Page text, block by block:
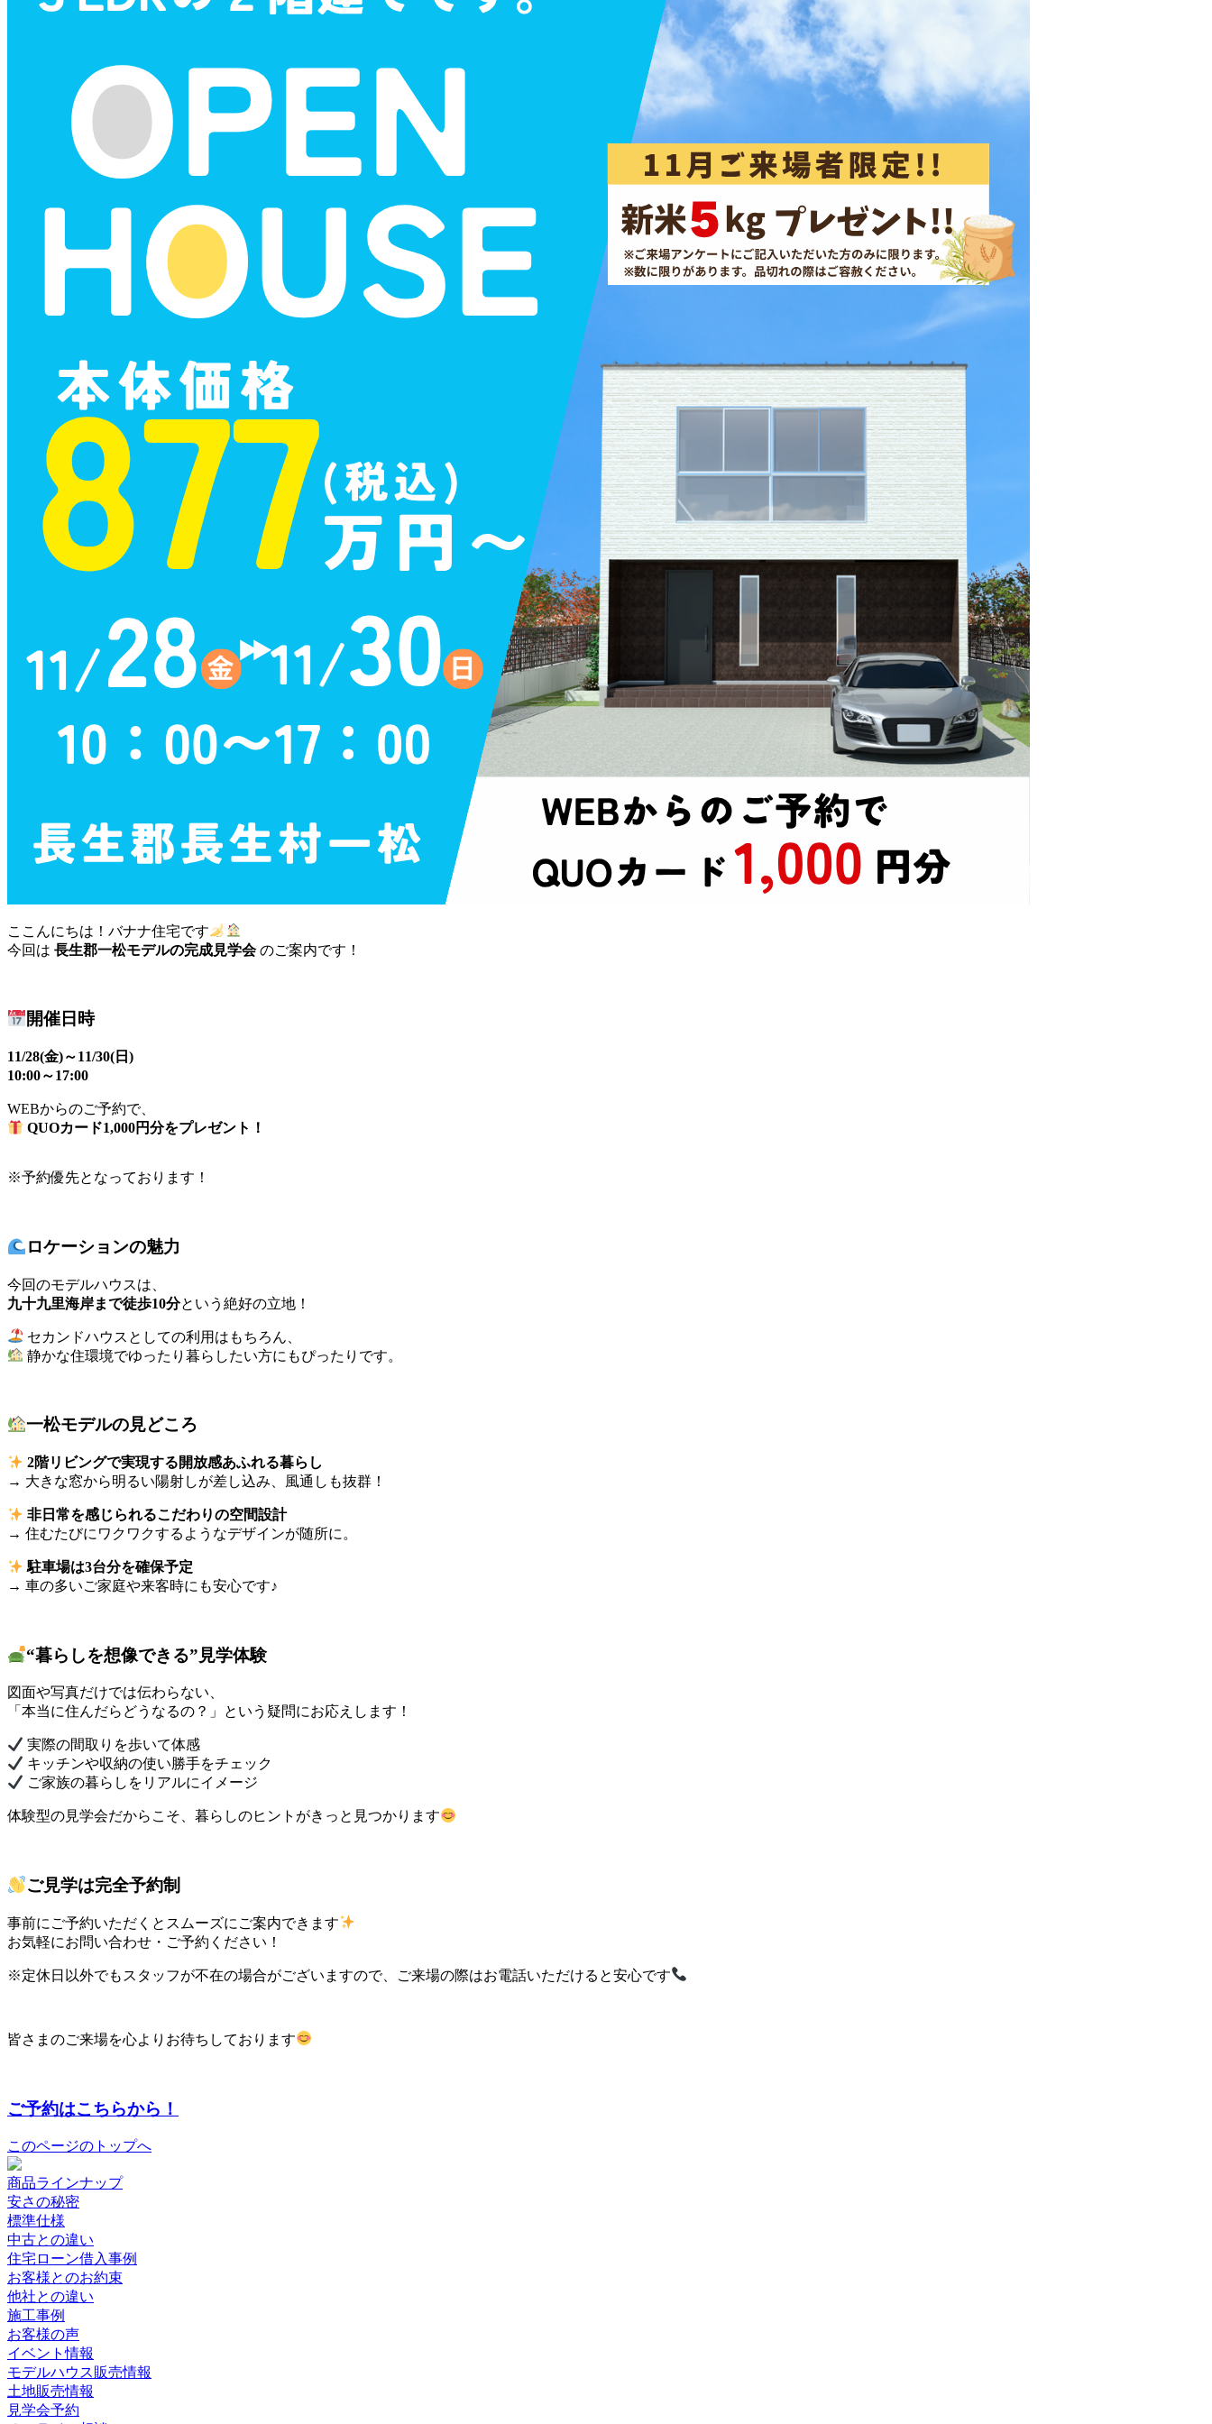
ここんにちは！バナナ住宅です
今回は 長生郡一松モデルの完成見学会のご案内です！
開催日時
11/28(金)～11/30(日)
10:00～17:00
WEBからのご予約で、
QUOカード1,000円分をプレゼント！
※予約優先となっております！
ロケーションの魅力
今回のモデルハウスは、
九十九里海岸まで徒歩10分という絶好の立地！
セカンドハウスとしての利用はもちろん、
静かな住環境でゆったり暮らしたい方にもぴったりです。
一松モデルの見どころ
2階リビングで実現する開放感あふれる暮らし
→ 大きな窓から明るい陽射しが差し込み、風通しも抜群！
非日常を感じられるこだわりの空間設計
→ 住むたびにワクワクするようなデザインが随所に。
駐車場は3台分を確保予定
→ 車の多いご家庭や来客時にも安心です♪
“暮らしを想像できる”見学体験
図面や写真だけでは伝わらない、
「本当に住んだらどうなるの？」という疑問にお応えします！
実際の間取りを歩いて体感
キッチンや収納の使い勝手をチェック
ご家族の暮らしをリアルにイメージ
体験型の見学会だからこそ、暮らしのヒントがきっと見つかります
ご見学は完全予約制
事前にご予約いただくとスムーズにご案内できます
お気軽にお問い合わせ・ご予約ください！
※定休日以外でもスタッフが不在の場合がございますので、ご来場の際はお電話いただけると安心です
皆さまのご来場を心よりお待ちしております
ご予約はこちらから！
このページのトップへ
商品ラインナップ
安さの秘密
標準仕様
中古との違い
住宅ローン借入事例
お客様とのお約束
他社との違い
施工事例
お客様の声
イベント情報
モデルハウス販売情報
土地販売情報
見学会予約